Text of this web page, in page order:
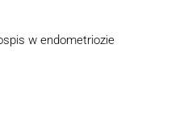
w endometriozie